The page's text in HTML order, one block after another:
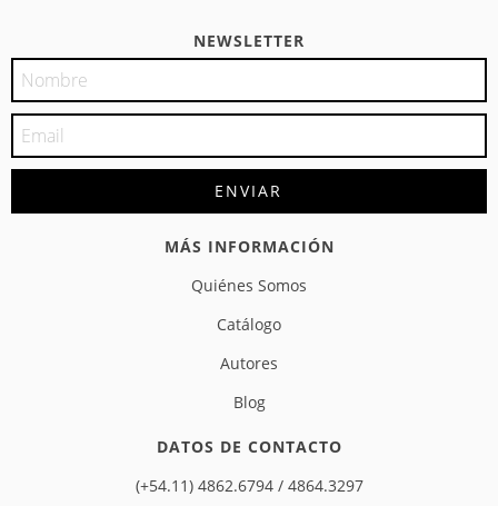
NEWSLETTER
MÁS INFORMACIÓN
Quiénes Somos
Catálogo
Autores
Blog
DATOS DE CONTACTO
(+54.11) 4862.6794 / 4864.3297